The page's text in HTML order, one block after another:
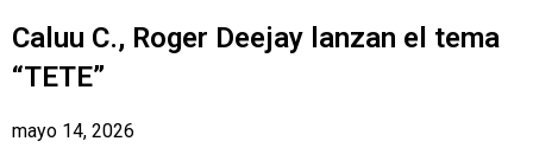
Caluu C., Roger Deejay lanzan el tema
“TETE”
mayo 14, 2026